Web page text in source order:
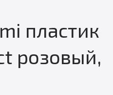
пластик
розовый,